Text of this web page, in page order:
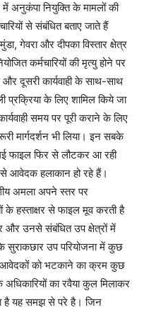
अनुकंपा नियुक्ति के मामलों की
से संबंधित बताए जाते हैं
गेवरा और दीपका विस्तार क्षेत्र
कर्मचारियों की मृत्यु होने पर
दूसरी कार्यवाही के साथ-साथ
प्रक्रिया के लिए शामिल किये जा
समय पर पूरी कराने के लिए
मार्गदर्शन भी लिया। इन सबके
फाइल फिर से लौटकर आ रही
आवेदक हलाकान हो रहे हैं।
अमला अपने स्तर पर
के हस्ताक्षर से फाइल मूव करती है
उनसे संबंधित उप क्षेत्रों में
सुराकछार उप परियोजना में कुछ
आवेदकों को भटकाने का क्रम कुछ
अधिकारियों का रवैया कुल मिलाकर
है यह समझ से परे है। जिन